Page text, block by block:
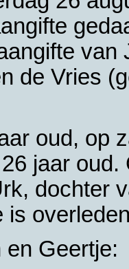
de Vries
oud, op
jaar oud.
, dochter
is
en Geertje: